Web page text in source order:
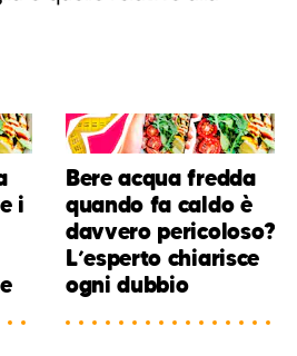
i
Bere acqua fredda
quando fa caldo è
davvero pericoloso?
L’esperto chiarisce
ogni dubbio